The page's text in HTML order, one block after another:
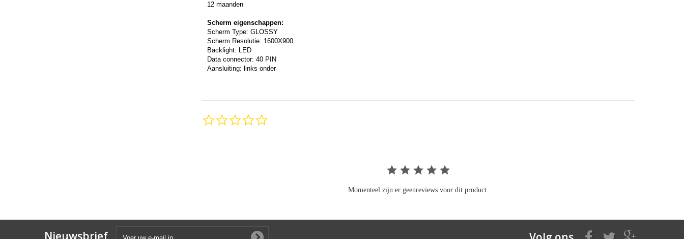
12 maanden
Scherm eigenschappen:
Scherm Type: GLOSSY
Scherm Resolutie: 1600X900
Backlight: LED
Data connector: 40 PIN
Aansluiting: links onder
Momenteel zijn er geenreviews voor dit product.
Nieuwsbrief